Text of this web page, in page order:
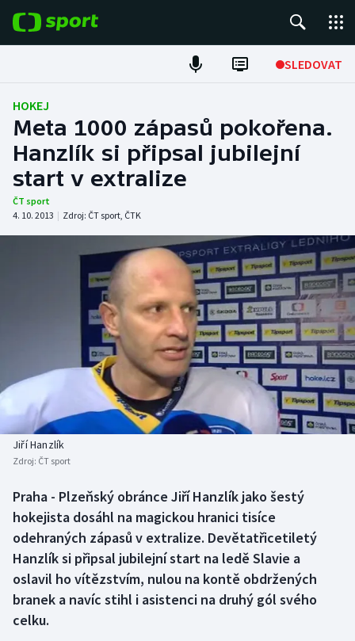
SLEDOVAT
Fotbal
Hokej
Tenis
Atletika
Cyklistika
DALŠÍ SPORTY
Americký fotbal
Baseball a softbal
Basketbal
Biatlon
Box
Curling
Dostihy
NEPŘEHLÉDNĚTE
Soutěže
Historické návraty
Aplikace ČT sport
HOKEJ
Meta 1000 zápasů pokořena.
Hanzlík si připsal jubilejní
start v extralize
ČT sport
4. 10. 2013 | Zdroj: ČT sport, ČTK
Jiří Hanzlík
Zdroj: ČT sport
Praha - Plzeňský obránce Jiří Hanzlík jako šestý
hokejista dosáhl na magickou hranici tisíce
odehraných zápasů v extralize. Devětatřicetiletý
Hanzlík si připsal jubilejní start na ledě Slavie a
oslavil ho vítězstvím, nulou na kontě obdržených
branek a navíc stihl i asistenci na druhý gól svého
celku.